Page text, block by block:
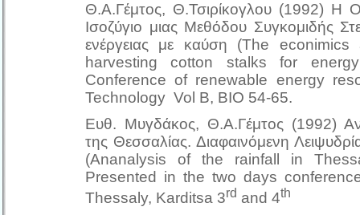
Θ.A.Γέμτος, Θ.Τσιρίκογλου (1992) Η
Ισοζύγιο μιας Μεθόδου Συγκομιδής
ενέργειας με καύση (The
harvesting cotton stalks for
Conference of renewable energy
Technology Vol Β, ΒΙΟ 54-65.
Ευθ. Μυγδάκος, Θ.Α.Γέμτος (1992)
της Θεσσαλίας. Διαφαινόμενη
(Ananalysis of the rainfall in
Presented in the two days
Thessaly, Karditsa 3rd and 4th